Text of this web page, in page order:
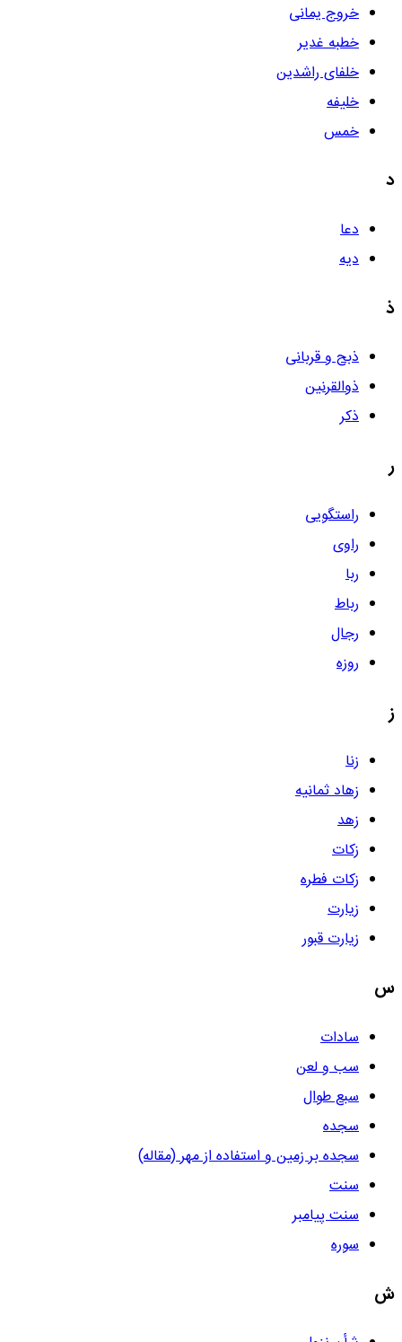
خروج یمانی
خطبه غدیر
خلفای راشدین
خلیفه
خمس
د
دعا
دیه
ذ
ذبح و قربانی
ذوالقرنین
ذکر
ر
راستگویی
راوی
ربا
رباط
رجال
روزه
ز
زنا
زهاد ثمانیه
زهد
زکات
زکات فطره
زیارت
زیارت قبور
س
سادات
سب و لعن
سبع طوال
سجده
سجده بر زمین و استفاده از مهر (مقاله)
سنت
سنت پیامبر
سوره
ش